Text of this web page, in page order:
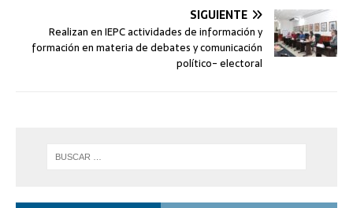
SIGUIENTE
Realizan en IEPC actividades de información y
formación en materia de debates y comunicación
político- electoral